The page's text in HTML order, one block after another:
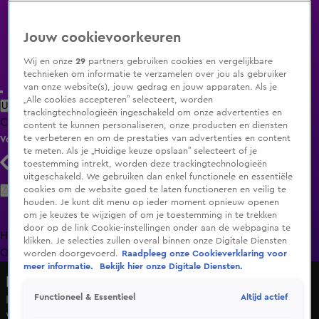
Uitzending Gemist Populaire programma's Zenders Genres
ClipsFilmsRadioSmart TV inlogShop
Volg KIJK
Zoeken
HomeUitzending Gemist Programma's De Bondgenoten
OranjezomerLivestreamsShop
Is Arjo's bijzondere melkgewoonte een dealbreaker voor
Jouw cookievoorkeuren
Wij en onze29 partners gebruiken cookies en vergelijkbare
technieken om informatie te verzamelen over jou als gebruiker
van onze website(s), jouw gedrag en jouw apparaten. Als je
„Alle cookies accepteren” selecteert, worden
trackingtechnologieën ingeschakeld om onze advertenties en
content te kunnen personaliseren, onze producten en diensten
te verbeteren en om de prestaties van advertenties en content
te meten. Als je „Huidige keuze opslaan” selecteert of je
toestemming intrekt, worden deze trackingtechnologieën
uitgeschakeld. We gebruiken dan enkel functionele en essentiële
cookies om de website goed te laten functioneren en veilig te
houden. Je kunt dit menu op ieder moment opnieuw openen
om je keuzes te wijzigen of om je toestemming in te trekken
door op de link Cookie-instellingen onder aan de webpagina te
klikken. Je selecties zullen overal binnen onze Digitale Diensten
worden doorgevoerd.
Raadpleeg onze Cookieverklaring voor
meer informatie.
Bekijk hier onze Digitale Diensten.
Functioneel & Essentieel Altijd actief